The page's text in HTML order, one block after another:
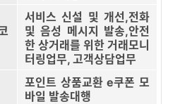
서비스 신설 및 개선,전화
및 음성 메시지 발송,안전
한 상거래를 위한 거래모니
터링업무, 고객상담업무
포인트 상품교환 e쿠폰 모
바일 발송대행